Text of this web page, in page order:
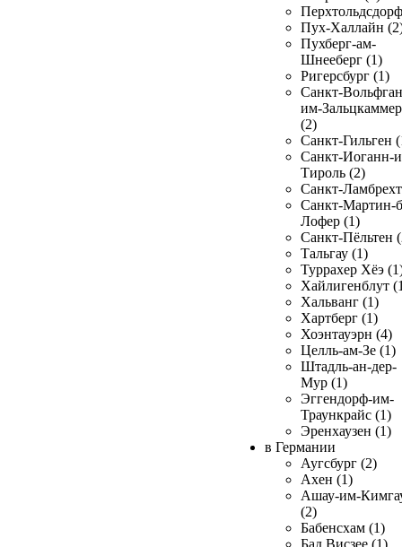
Пух-Халлайн
Пухберг-ам-
Шнееберг (1)
Ригерсбург (1)
Санкт-
им-
(2)
Санкт-Гильген
Санкт-Иоганн-
Тироль (2)
Санкт-
Санкт-Мартин-
Лофер (1)
Санкт-Пёльтен
Тальгау (1)
Туррахер Хёэ
Хайлигенблут
Хальванг (1)
Хартберг (1)
Хоэнтауэрн (4)
Целль-ам-Зе (1)
Штадль-ан-дер-
Мур (1)
Эггендорф-им-
Траункрайс (1)
Эренхаузен (1)
в Германии
Аугсбург (2)
Ахен (1)
Ашау-им-
(2)
Бабенсхам (1)
Бад Висзее (1)